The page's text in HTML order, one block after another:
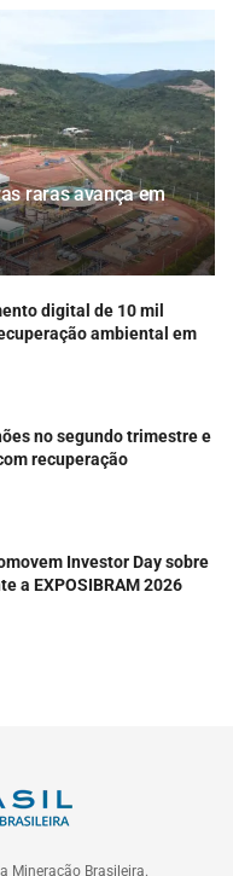
raras avança em
digital de 10 mil
ambiental em
no segundo trimestre e
recuperação
Investor Day sobre
a EXPOSIBRAM 2026
Mineração Brasileira.